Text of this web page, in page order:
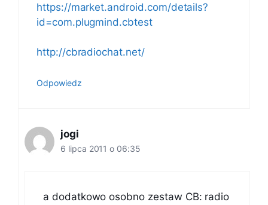
https://market.android.com/details?
id=com.plugmind.cbtest
http://cbradiochat.net/
Odpowiedz
jogi
6 lipca 2011 o 06:35
a dodatkowo osobno zestaw CB: radio